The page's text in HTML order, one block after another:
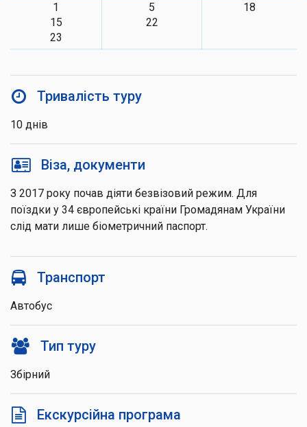
1
15
23
5
22
18
Тривалість туру
10 днів
Віза, документи
З 2017 року почав діяти безвізовий режим. Для
поїздки у 34 європейські країни Громадянам України
слід мати лише біометричний паспорт.
Транспорт
Автобус
Тип туру
Збірний
Екскурсійна програма